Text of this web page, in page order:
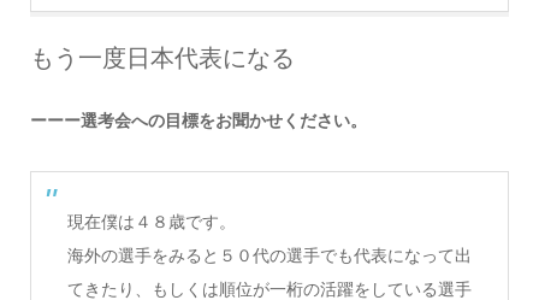
もう一度日本代表になる
ーーー選考会への目標をお聞かせください。
現在僕は４８歳です。
海外の選手をみると５０代の選手でも代表になって出
てきたり、もしくは順位が一桁の活躍をしている選手